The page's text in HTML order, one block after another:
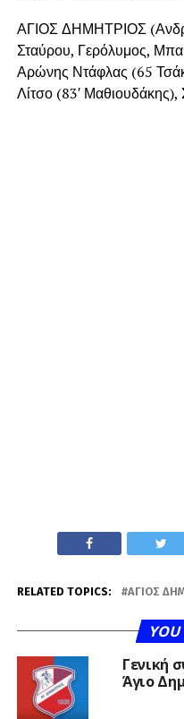
ΑΓΙΟΣ ΔΗΜΗΤΡΙΟΣ
Σταύρου, Γερόλυμος,
Αρώνης Ντάφλας (65
Λίτσο (83′
RELATED TOPICS: ΆΓΙΟΣ
Γενική
Άγιο